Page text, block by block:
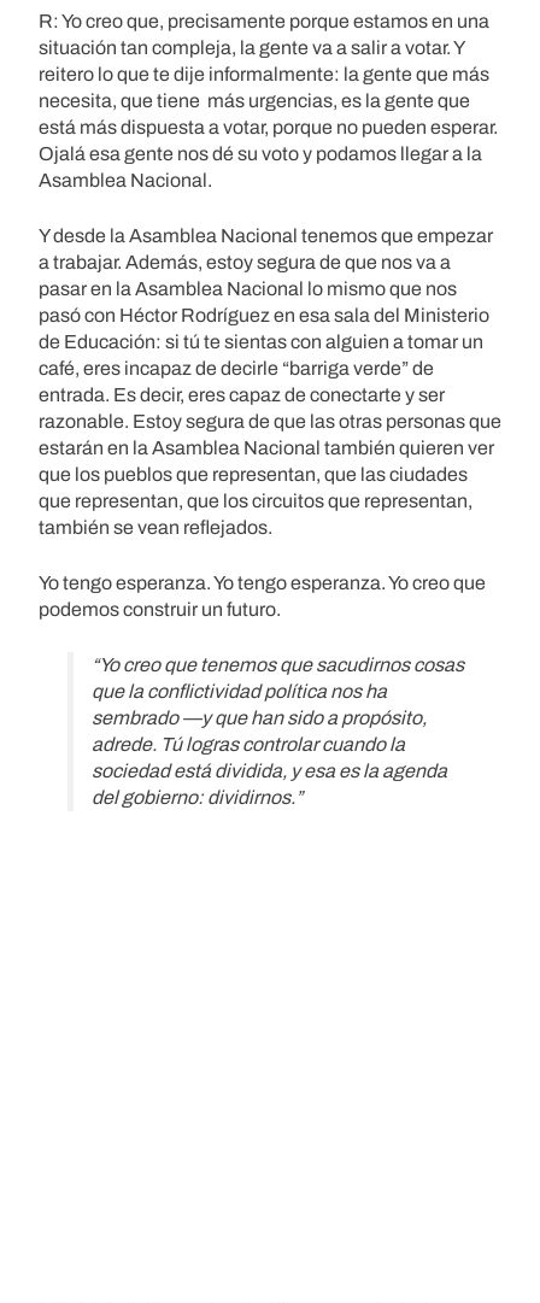
R: Yo creo que, precisamente porque estamos en una
situación tan compleja, la gente va a salir a votar. Y
reitero lo que te dije informalmente: la gente que más
necesita, que tiene más urgencias, es la gente que
está más dispuesta a votar, porque no pueden esperar.
Ojalá esa gente nos dé su voto y podamos llegar a la
Asamblea Nacional.
Y desde la Asamblea Nacional tenemos que empezar
a trabajar. Además, estoy segura de que nos va a
pasar en la Asamblea Nacional lo mismo que nos
pasó con Héctor Rodríguez en esa sala del Ministerio
de Educación: si tú te sientas con alguien a tomar un
café, eres incapaz de decirle “barriga verde” de
entrada. Es decir, eres capaz de conectarte y ser
razonable. Estoy segura de que las otras personas que
estarán en la Asamblea Nacional también quieren ver
que los pueblos que representan, que las ciudades
que representan, que los circuitos que representan,
también se vean reflejados.
Yo tengo esperanza. Yo tengo esperanza. Yo creo que
podemos construir un futuro.
“Yo creo que tenemos que sacudirnos cosas
que la conflictividad política nos ha
sembrado —y que han sido a propósito,
adrede. Tú logras controlar cuando la
sociedad está dividida, y esa es la agenda
del gobierno: dividirnos.”